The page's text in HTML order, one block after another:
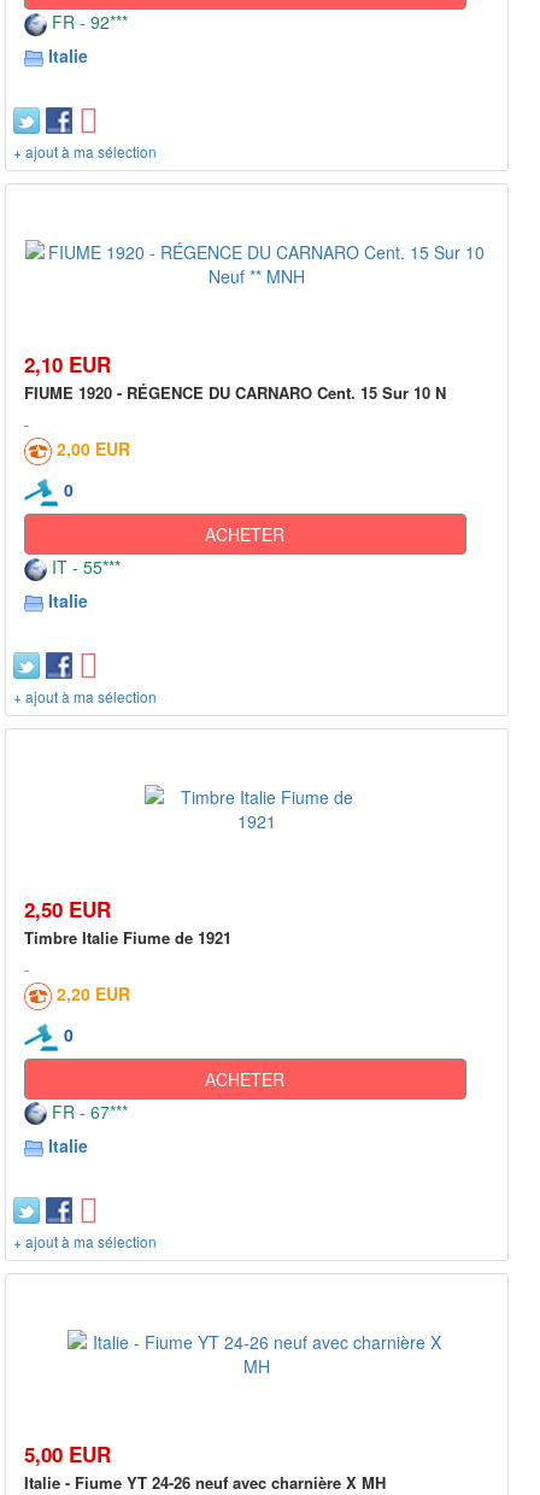
FR - 92***
Italie
+ ajout à ma sélection
2,10 EUR
FIUME 1920 - RÉGENCE DU CARNARO Cent. 15 Sur 10 N
2,00 EUR
0
ACHETER
IT - 55***
Italie
+ ajout à ma sélection
2,50 EUR
Timbre Italie Fiume de 1921
2,20 EUR
0
ACHETER
FR - 67***
Italie
+ ajout à ma sélection
5,00 EUR
Italie - Fiume YT 24-26 neuf avec charnière X MH